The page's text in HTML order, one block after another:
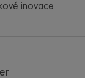
inovace